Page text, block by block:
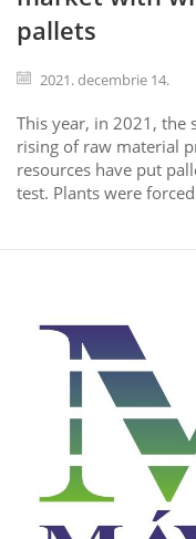
pallets
2021. decembrie 14.
This year, in 2021, the
rising of raw material
resources have put
test. Plants were